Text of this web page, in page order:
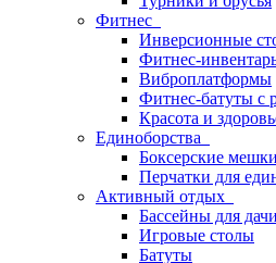
Фитнес
Инверсионные
Фитнес-
Виброплатформы
Фитнес-батуты с
Красота и
Единоборства
Боксерские
Перчатки для
Активный отдых
Бассейны для дачи
Игровые столы
Батуты